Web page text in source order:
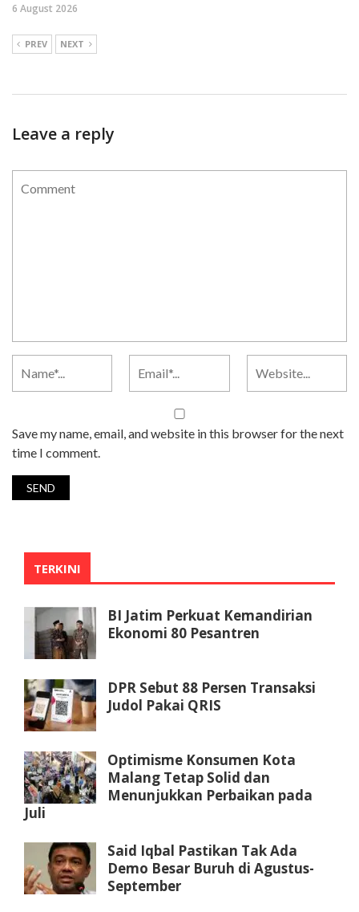
6 August 2026
PREV NEXT
Leave a reply
Save my name, email, and website in this browser for the next
time I comment.
TERKINI
BI Jatim Perkuat Kemandirian
Ekonomi 80 Pesantren
DPR Sebut 88 Persen Transaksi
Judol Pakai QRIS
Optimisme Konsumen Kota
Malang Tetap Solid dan
Menunjukkan Perbaikan pada
Juli
Said Iqbal Pastikan Tak Ada
Demo Besar Buruh di Agustus-
September